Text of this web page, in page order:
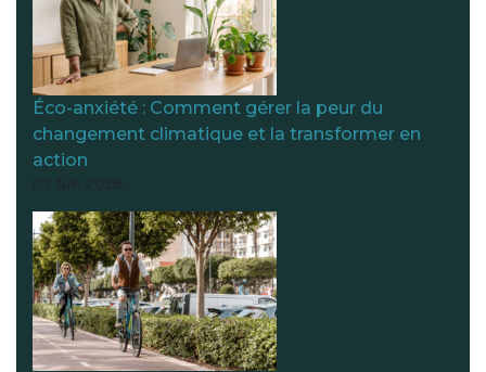
Éco-anxiété : Comment gérer la peur du
changement climatique et la transformer en
action